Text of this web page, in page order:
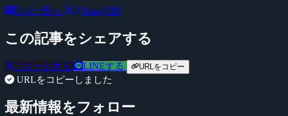
記事一覧へ @YossyFPS
この記事をシェアする
ツイートする LINEする URLをコピー
URLをコピーしました
最新情報をフォロー